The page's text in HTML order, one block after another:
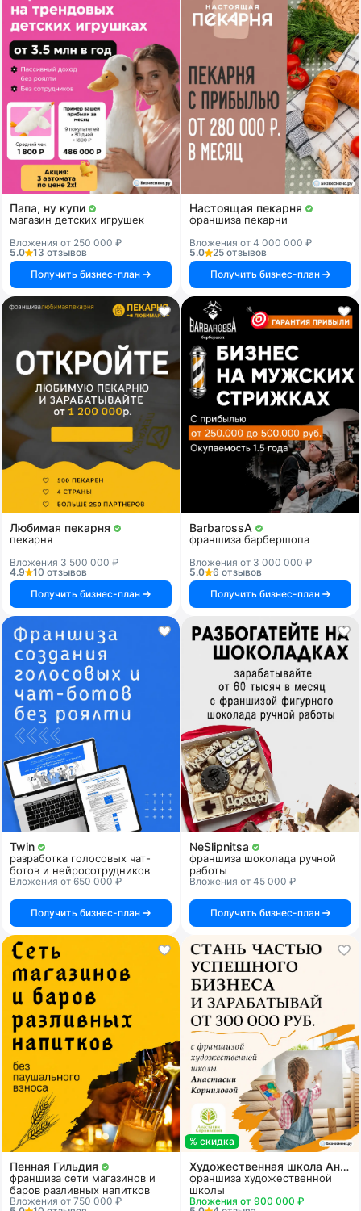
Папа, ну купи
магазин детских игрушек
Вложения от 250 000 ₽
5.0
13 отзывов
Получить бизнес-план
Настоящая пекарня
франшиза пекарни
Вложения от 4 000 000 ₽
5.0
25 отзывов
Получить бизнес-план
Любимая пекарня
пекарня
Вложения 3 500 000 ₽
4.9
10 отзывов
Получить бизнес-план
BarbarossA
франшиза барбершопа
Вложения от 3 000 000 ₽
5.0
6 отзывов
Получить бизнес-план
Twin
разработка голосовых чат-
ботов и нейросотрудников
Вложения от 650 000 ₽
Получить бизнес-план
NeSlipnitsa
франшиза шоколада ручной
работы
Вложения от 45 000 ₽
Получить бизнес-план
Пенная Гильдия
франшиза сети магазинов и
баров разливных напитков
Вложения от 750 000 ₽
% скидка
Художественная школа Анастасии Корниловой
франшиза художественной
школы
Вложения от 900 000 ₽